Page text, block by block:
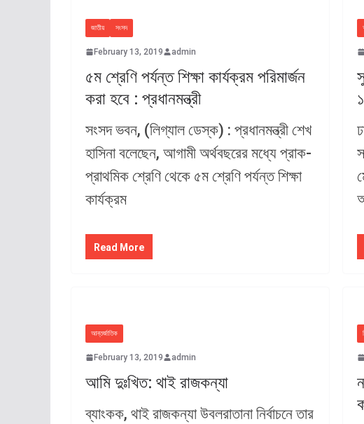
জাতীয় সংসদ
February 13, 2019 admin
৫ম শ্রেণি পর্যন্ত শিক্ষা কার্যক্রম পরিমার্জন
করা হবে : প্রধানমন্ত্রী
সংসদ ভবন, (লিগ্যাল ডেস্ক) : প্রধানমন্ত্রী শেখ
হাসিনা বলেছেন, আগামী অর্থবছরের মধ্যে প্রাক-
প্রাথমিক শ্রেণি থেকে ৫ম শ্রেণি পর্যন্ত শিক্ষা
কার্যক্রম
Read More
আন্তর্জাতিক
February 13, 2019 admin
আমি দুঃখিত: থাই রাজকন্যা
ব্যাংকক, থাই রাজকন্যা উবলরাতানা নির্বাচনে তার